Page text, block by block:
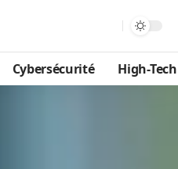
Cybersécurité High-Tech